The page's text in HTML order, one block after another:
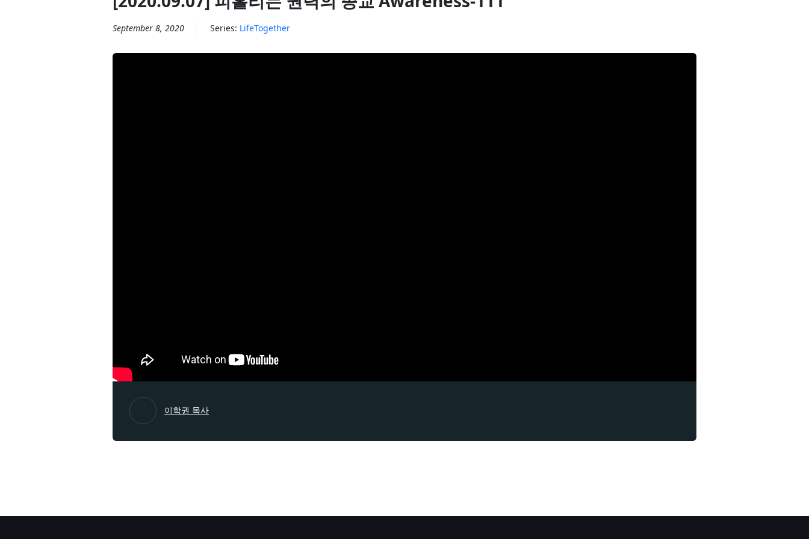
September 8, 2020 Series: LifeTogether
이학권 목사